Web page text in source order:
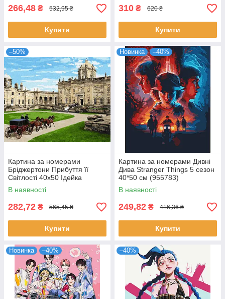
266,48 ₴ 532,95 ₴
Купити
310 ₴ 620 ₴
Купити
–50%
Картина за номерами
Бріджертони Прибуття її
Світлості 40х50 Ідейка
(KHO8754)
В наявності
282,72 ₴ 565,45 ₴
Купити
Новинка –40%
Картина за номерами Дивні
Дива Stranger Things 5 сезон
40*50 см (955783)
В наявності
249,82 ₴ 416,36 ₴
Купити
Новинка –40% –40%